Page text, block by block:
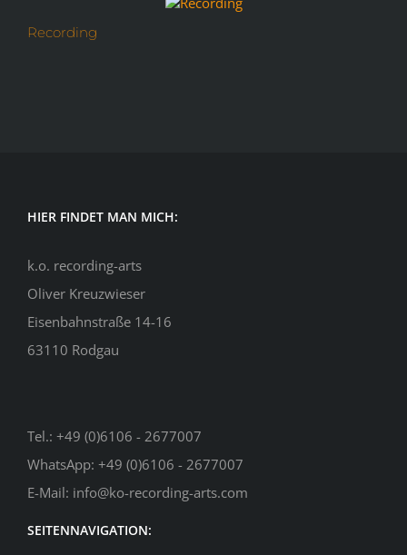
Recording
HIER FINDET MAN MICH:
k.o. recording-arts
Oliver Kreuzwieser
Eisenbahnstraße 14-16
63110 Rodgau
Tel.: +49 (0)6106 - 2677007
WhatsApp: +49 (0)6106 - 2677007
E-Mail: info@ko-recording-arts.com
SEITENNAVIGATION: